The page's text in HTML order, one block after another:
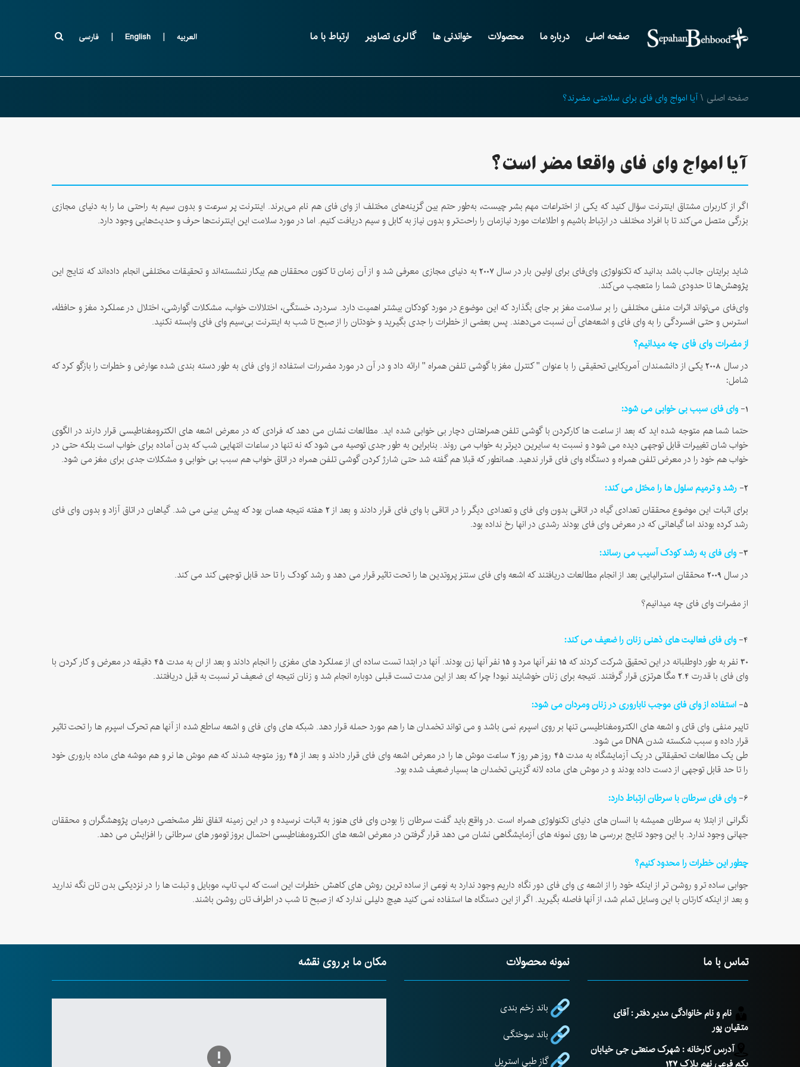
صفحه اصلی درباره ما محصولات خواندنی ها گالری تصاویر ارتباط با ما العربیه |
English
| فارسی
صفحه اصلی \ آیا امواج وای فای برای سلامتی مضرند؟
آیا امواج وای فای واقعا مضر است؟
اگر از کاربران مشتاق اینترنت سؤال کنید که یکی از اختراعات مهم بشر چیست، به‌طور حتم بین گزینه‌های مختلف از وای فای هم نام می‌برند. اینترنت پر سرعت و بدون سیم به راحتی ما را به دنیای مجازی
بزرگی متصل می‌کند تا با افراد مختلف در ارتباط باشیم و اطلاعات مورد نیازمان را راحت‌تر و بدون نیاز به کابل و سیم دریافت کنیم. اما در مورد سلامت این اینترنت‌ها حرف و حدیث‌هایی وجود دارد.
شاید برایتان جالب باشد بدانید که تکنولوژی وای‌فای برای اولین بار در سال 2007 به دنیای مجازی معرفی شد و از آن زمان تا کنون محققان هم بیکار ننشسته‌اند و تحقیقات مختلفی انجام داده‌اند که نتایج این
پژوهش‌ها تا حدودی شما را متعجب می‌کند.
وای‌فای می‌تواند اثرات منفی مختلفی را بر سلامت مغز بر جای بگذارد که این موضوع در مورد کودکان بیشتر اهمیت دارد. سردرد، خستگی، اختلالات خواب، مشکلات گوارشی، اختلال در عملکرد مغز و حافظه،
استرس و حتی افسردگی را به وای فای و اشعه‌های آن نسبت می‌دهند. پس بعضی از خطرات را جدی بگیرید و خودتان را از صبح تا شب به اینترنت بی‌سیم وای فای وابسته نکنید.
از مضرات وای فای چه میدانیم؟
در سال 2008 یکی از دانشمندان آمریکایی تحقیقی را با عنوان " کنترل مغز با گوشی تلفن همراه " ارائه داد و در آن در مورد مضررات استفاده از وای فای به طور دسته بندی شده عوارض و خطرات را بازگو کرد که
شامل:
1- وای فای سبب بی خوابی می شود:
حتما شما هم متوجه شده اید که بعد از ساعت ها کارکردن با گوشی تلفن همراهتان دچار بی خوابی شده اید. مطالعات نشان می دهد که فرادی که در معرض اشعه های الکترومغناطیسی قرار دارند در الگوی
خواب شان تغییرات قابل توجهی دیده می شود و نسبت به سایرین دیرتر به خواب می روند. بنابراین به طور جدی توصیه می شود که نه تنها در ساعات انتهایی شب که بدن آماده برای خواب است بلکه حتی در
خواب هم خود را در معرض تلفن همراه و دستگاه وای فای قرار ندهید. همانطور که قبلا هم گفته شد حتی شارژ کردن گوشی تلفن همراه در اتاق خواب هم سبب بی خوابی و مشکلات جدی برای مغز می شود.
2- رشد و ترمیم سلول ها را مختل می کند:
برای اثبات این موضوع محققان تعدادی گیاه در اتاقی بدون وای فای و تعدادی دیگر را در اتاقی با وای فای قرار دادند و بعد از 2 هفته نتیجه همان بود که پیش بینی می شد. گیاهان در اتاق آزاد و بدون وای فای
رشد کرده بودند اما گیاهانی که در معرض وای فای بودند رشدی در انها رخ نداده بود.
3- وای فای به رشد کودک آسیب می رساند:
در سال 2009 محققان استرالیایی بعد از انجام مطالعات دریافتند که اشعه وای فای سنتز پروتدین ها را تحت تاثیر قرار می دهد و رشد کودک را تا حد قابل توجهی کند می کند.
از مضرات وای فای چه میدانیم؟
4- وای فای فعالیت های ذهنی زنان را ضعیف می کند:
30 نفر به طور داوطلبانه در این تحقیق شرکت کردند که 15 نفر آنها مرد و 15 نفر آنها زن بودند. آنها در ابتدا تست ساده ای از عملکرد های مغزی را انجام دادند و بعد از ان به مدت 45 دقیقه در معرض و کار کردن با
وای فای با قدرت 2.4 مگا هرتزی قرار گرفتند. نتیجه برای زنان خوشایند نبود! چرا که بعد از این مدت تست قبلی دوباره انجام شد و زنان نتیجه ای ضعیف تر نسبت به قبل دریافتند.
5- استفاده از وای فای موجب ناباروری در زنان ومردان می شود:
تاپیر منفی وای قای و اشعه های الکترومغناطیسی تنها بر روی اسپرم نمی باشد و می تواند تخمدان ها را هم مورد حمله قرار دهد. شبکه های وای فای و اشعه ساطع شده از آنها هم تحرک اسپرم ها را تحت تاثیر
قرار داده و سبب شکسته شدن DNA می شود.
طی یک مطالعات تحقیقاتی در یک آزمایشگاه به مدت 45 روز هر روز 2 ساعت موش ها را در معرض اشعه وای فای قرار دادند و بعد از 45 روز متوجه شدند که هم موش ها نر و هم موشه های ماده باروری خود
را تا حد قابل توجهی از دست داده بودند و در موش های ماده لانه گزینی تخمدان ها بسیار ضعیف شده بود.
6- وای فای سرطان با سرطان ارتباط دارد:
نگرانی از ابتلا به سرطان همیشه با انسان های دنیای تکنولوژی همراه است .در واقع باید گفت سرطان زا بودن وای فای هنوز به اثبات نرسیده و در این زمینه اتفاق نظر مشخصی درمیان پژوهشگران و محققان
جهانی وجود ندارد. با این وجود نتایج بررسی ها روی نمونه های آزمایشگاهی نشان می دهد قرار گرفتن در معرض اشعه های الکترومغناطیسی احتمال بروز تومور های سرطانی را افزایش می دهد.
چطور این خطرات را محدود کنیم؟
جوابی ساده تر و روشن تر از اینکه خود را از اشعه ی وای فای دور نگاه داریم وجود ندارد به نوعی از ساده ترین روش های کاهش خطرات این است که لپ تاپ، موبایل و تبلت ها را در نزدیکی بدن تان نگه ندارید
و بعد از اینکه کارتان با این وسایل تمام شد، از آنها فاصله بگیرید. اگر از این دستگاه ها استفاده نمی کنید هیچ دلیلی ندارد که از صبح تا شب در اطراف تان روشن باشند.
تماس با ما
نام و نام خانوادگی مدیر دفتر : آقای
متقیان پور
آدرس کارخانه : شهرک صنعتی جی خیابان
یکم فرعی نهم پلاک 127
نمونه محصولات
باند زخم بندی
باند سوختگی
گاز طبی استریل
مکان ما بر روی نقشه